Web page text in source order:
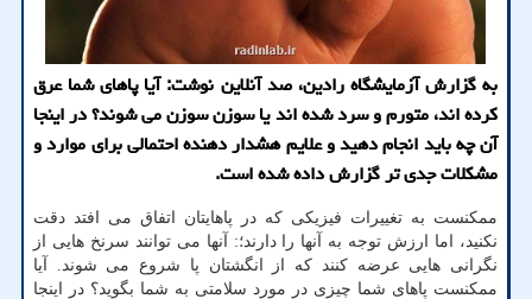
به گزارش آزمایشگاه رادین، صد آنلاین نوشت: آیا پاهای شما عرق
کرده اند، متورم و سرد شده اند یا سوزن سوزن می شوند؟ در اینجا
آن چه باید انجام دهید و علایم هشدار دهنده احتمالی برای موارد و
مشکلات جدی تر گزارش داده شده است.
ممکنست به تغییرات فیزیکی که در پاهایتان اتفاق می افتد دقت
نکنید، اما ارزش توجه به آنها را دارند؛: آنها می توانند سرنخ هایی از
نگرانی هایی عرضه کنند که از انگشتان پا شروع می شوند. آیا
ممکنست پاهای شما چیزی در مورد سلامتی به شما بگوید؟ در اینجا